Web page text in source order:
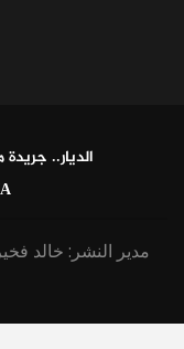
الديار..
مدير النشر: خالد